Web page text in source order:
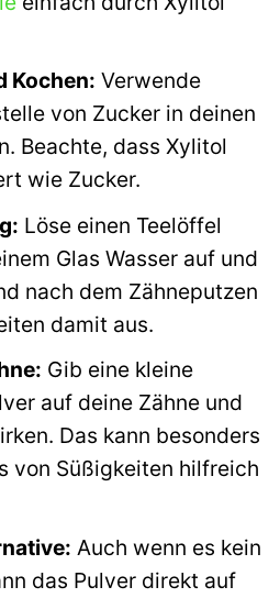
Kochen: Verwende
von Zucker in deinen
Beachte, dass Xylitol
wie Zucker.
Löse einen Teelöffel
Glas Wasser auf und
nach dem Zähneputzen
damit aus.
Gib eine kleine
auf deine Zähne und
Das kann besonders
von Süßigkeiten hilfreich
Auch wenn es kein
das Pulver direkt auf